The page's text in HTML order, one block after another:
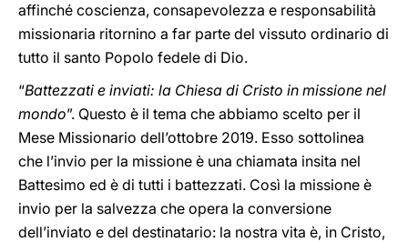
affinché coscienza, consapevolezza e responsabilità
missionaria ritornino a far parte del vissuto ordinario di
tutto il santo Popolo fedele di Dio.
“Battezzati e inviati: la Chiesa di Cristo in missione nel
mondo”. Questo è il tema che abbiamo scelto per il
Mese Missionario dell’ottobre 2019. Esso sottolinea
che l’invio per la missione è una chiamata insita nel
Battesimo ed è di tutti i battezzati. Così la missione è
invio per la salvezza che opera la conversione
dell’inviato e del destinatario: la nostra vita è, in Cristo,